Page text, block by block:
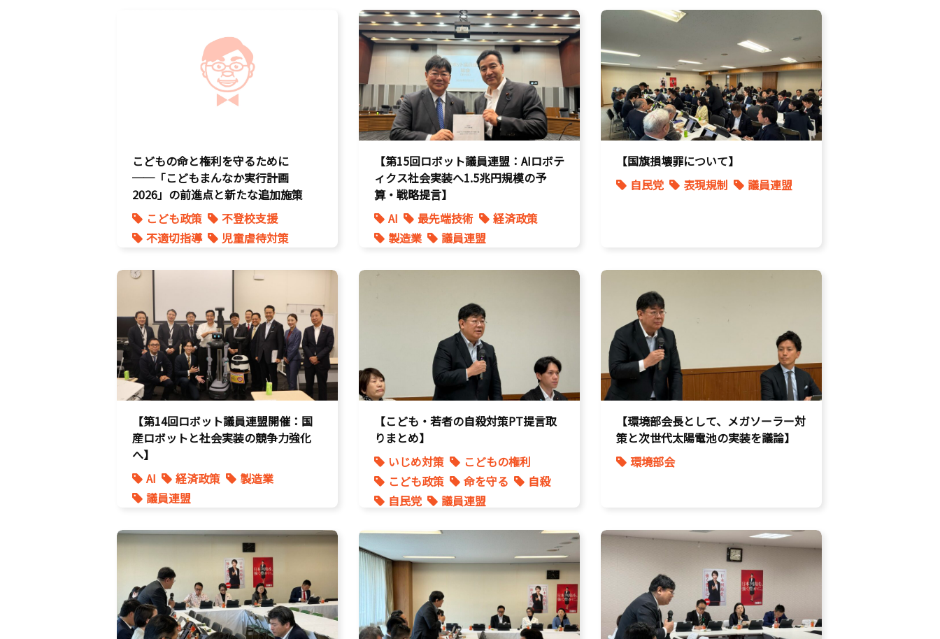
こどもの命と権利を守るために
──「こどもまんなか実行計画
2026」の前進点と新たな追加施策
こども政策
不登校支援
不適切指導
児童虐待対策
【第15回ロボット議員連盟：AIロボテ
ィクス社会実装へ1.5兆円規模の予
算・戦略提言】
AI
最先端技術
経済政策
製造業
議員連盟
【国旗損壊罪について】
自民党
表現規制 議員連盟
【第14回ロボット議員連盟開催：国
産ロボットと社会実装の競争力強化
へ】
AI
経済政策
製造業
議員連盟
【こども・若者の自殺対策PT提言取
りまとめ】
いじめ対策
こどもの権利
こども政策
命を守る
自殺
自民党
議員連盟
【環境部会長として、メガソーラー対
策と次世代太陽電池の実装を議論】
環境部会